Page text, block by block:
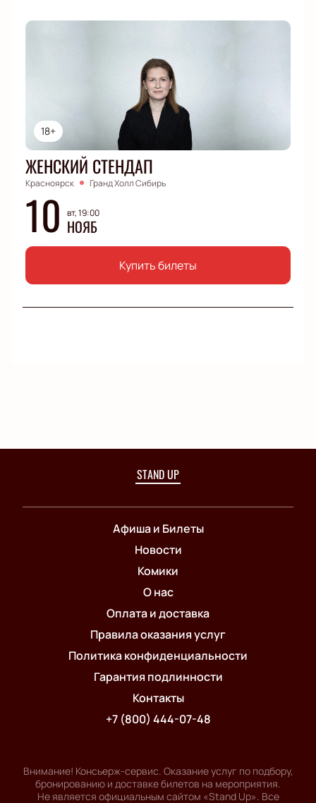
18+
ЖЕНСКИЙ СТЕНДАП
Красноярск Гранд Холл Сибирь
10 вт, 19:00
НОЯБ
Купить билеты
STAND UP
Афиша и Билеты
Новости
Комики
О нас
Оплата и доставка
Правила оказания услуг
Политика конфиденциальности
Гарантия подлинности
Контакты
+7 (800) 444-07-48
Внимание! Консьерж-сервис. Оказание услуг по подбору,
бронированию и доставке билетов на мероприятия.
Не является официальным сайтом «Stand Up». Все